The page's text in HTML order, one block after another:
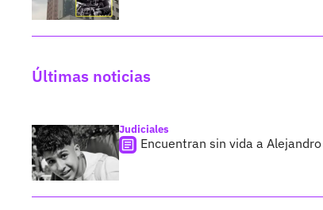
Últimas noticias
Judiciales
Encuentran sin vida a